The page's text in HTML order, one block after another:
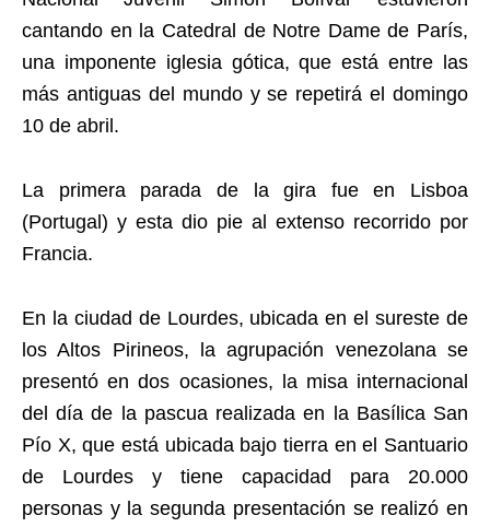
cantando en la Catedral de Notre Dame de París,
una imponente iglesia gótica, que está entre las
más antiguas del mundo y se repetirá el domingo
10 de abril.
La primera parada de la gira fue en Lisboa
(Portugal) y esta dio pie al extenso recorrido por
Francia.
En la ciudad de Lourdes, ubicada en el sureste de
los Altos Pirineos, la agrupación venezolana se
presentó en dos ocasiones, la misa internacional
del día de la pascua realizada en la Basílica San
Pío X, que está ubicada bajo tierra en el Santuario
de Lourdes y tiene capacidad para 20.000
personas y la segunda presentación se realizó en